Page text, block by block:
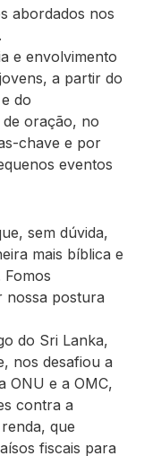
abordados nos
e envolvimento
a partir do
do
oração, no
chave e por
eventos
sem dúvida,
mais bíblica e
nossa postura
do Sri Lanka,
nos desafiou a
ONU e a OMC,
contra a
que
fiscais para